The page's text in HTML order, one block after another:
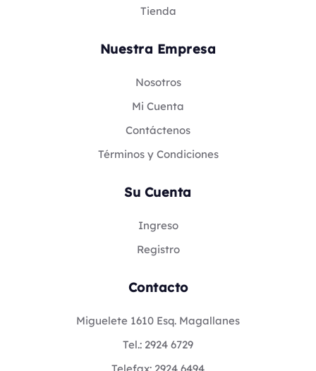
Tienda
Nuestra Empresa
Nosotros
Mi Cuenta
Contáctenos
Términos y Condiciones
Su Cuenta
Ingreso
Registro
Contacto
Miguelete 1610 Esq. Magallanes
Tel.: 2924 6729